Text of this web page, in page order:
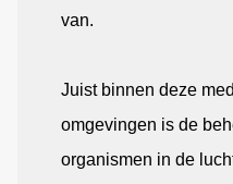
van.
Juist binnen deze
omgevingen is de
organismen in de